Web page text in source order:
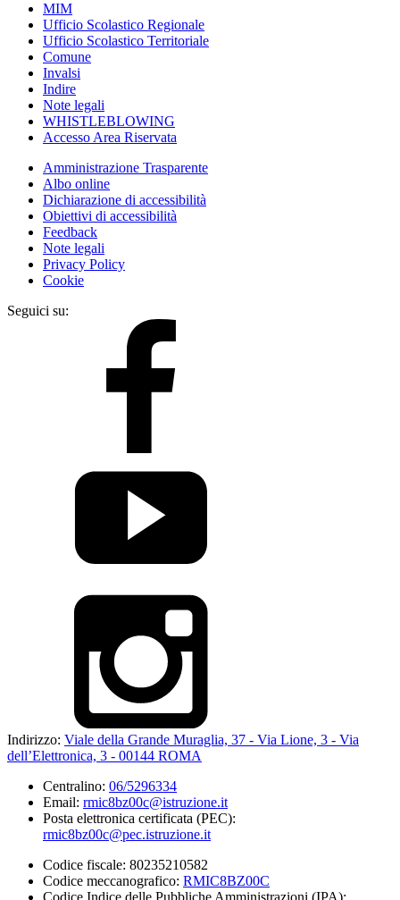
MIM
Ufficio Scolastico Regionale
Ufficio Scolastico Territoriale
Comune
Invalsi
Indire
Note legali
WHISTLEBLOWING
Accesso Area Riservata
Amministrazione Trasparente
Albo online
Dichiarazione di accessibilità
Obiettivi di accessibilità
Feedback
Note legali
Privacy Policy
Cookie
Seguici su:
Indirizzo: Viale della Grande Muraglia, 37 - Via Lione, 3 - Via
dell’Elettronica, 3 - 00144 ROMA
Centralino: 06/5296334
Email: rmic8bz00c@istruzione.it
Posta elettronica certificata (PEC):
rmic8bz00c@pec.istruzione.it
Codice fiscale: 80235210582
Codice meccanografico: RMIC8BZ00C
Codice Indice delle Pubbliche Amministrazioni (IPA):